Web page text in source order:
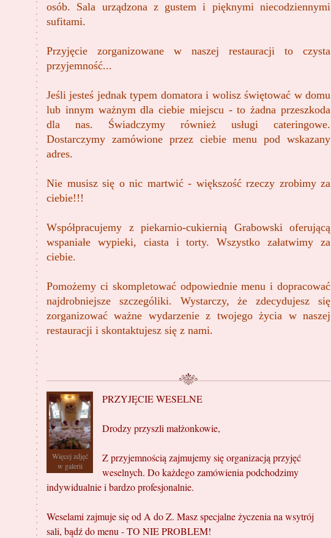
osób. Sala urządzona z gustem i pięknymi niecodziennymi
sufitami.
Przyjęcie zorganizowane w naszej restauracji to czysta
przyjemność...
Jeśli jesteś jednak typem domatora i wolisz świętować w domu
lub innym ważnym dla ciebie miejscu - to żadna przeszkoda
dla nas. Świadczymy również usługi cateringowe.
Dostarczymy zamówione przez ciebie menu pod wskazany
adres.
Nie musisz się o nic martwić - większość rzeczy zrobimy za
ciebie!!!
Współpracujemy z piekarnio-cukiernią Grabowski oferującą
wspaniałe wypieki, ciasta i torty. Wszystko załatwimy za
ciebie.
Pomożemy ci skompletować odpowiednie menu i dopracować
najdrobniejsze szczególiki. Wystarczy, że zdecydujesz się
zorganizować ważne wydarzenie z twojego życia w naszej
restauracji i skontaktujesz się z nami.
Więcej zdjęć
w galerii
PRZYJĘCIE WESELNE
Drodzy przyszli małżonkowie,
Z przyjemnością zajmujemy się organizacją przyjęć
weselnych. Do każdego zamówienia podchodzimy
indywidualnie i bardzo profesjonalnie.
Weselami zajmuje się od A do Z. Masz specjalne życzenia na wsytrój
sali, bądź do menu - TO NIE PROBLEM!